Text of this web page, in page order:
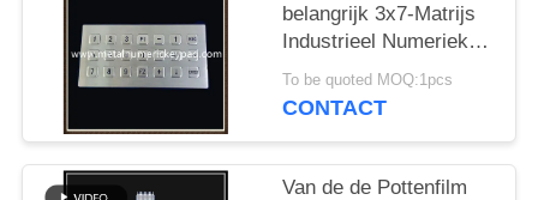
belangrijk 3x7-Matrijs
Industrieel Numeriek
toetsenblok
To be quoted MOQ:1pcs
CONTACT
Van de de Pottenfilm